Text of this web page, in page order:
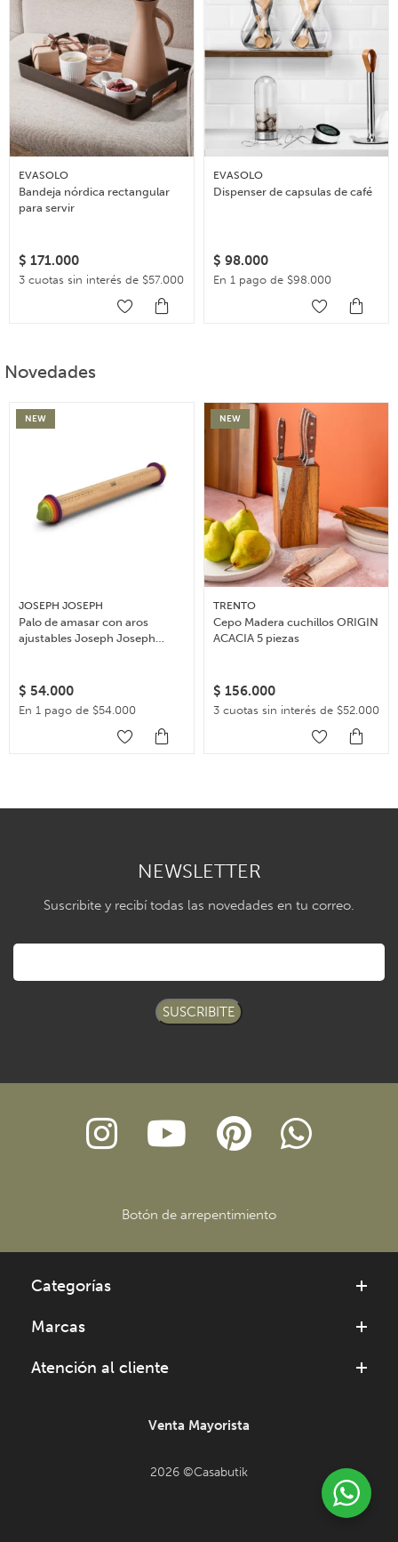
EVASOLO
Bandeja nórdica rectangular
para servir
$ 171.000
3 cuotas sin interés de $57.000
EVASOLO
Dispenser de capsulas de café
$ 98.000
En 1 pago de $98.000
Novedades
NEW
JOSEPH JOSEPH
Palo de amasar con aros
ajustables Joseph Joseph
$ 54.000
En 1 pago de $54.000
NEW
TRENTO
Cepo Madera cuchillos ORIGIN
ACACIA 5 piezas
$ 156.000
3 cuotas sin interés de $52.000
NEWSLETTER
Suscribite y recibí todas las novedades en tu correo.
SUSCRIBITE
Botón de arrepentimiento
Categorías
Marcas
Atención al cliente
Venta Mayorista
2026 ©Casabutik